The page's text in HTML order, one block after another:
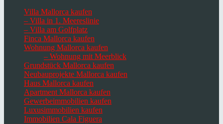
Villa Mallorca kaufen
– Villa in 1. Meereslinie
– Villa am Golfplatz
Finca Mallorca kaufen
Wohnung Mallorca kaufen
– Wohnung mit Meerblick
Grundstück Mallorca kaufen
Neubauprojekte Mallorca kaufen
Haus Mallorca kaufen
Apartment Mallorca kaufen
Gewerbeimmobilien kaufen
Luxusimmobilien kaufen
Immobilien Cala Figuera